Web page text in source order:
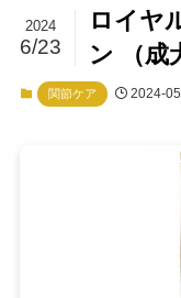
ロイヤ
ン （成
2024
6/23
関節ケア 2024-